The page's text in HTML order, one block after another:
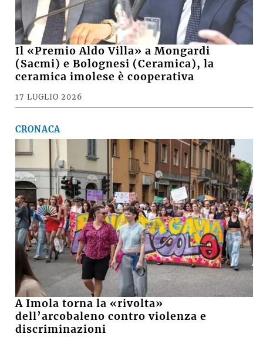
Il «Premio Aldo Villa» a Mongardi
(Sacmi) e Bolognesi (Ceramica), la
ceramica imolese è cooperativa
17 LUGLIO 2026
CRONACA
A Imola torna la «rivolta»
dell’arcobaleno contro violenza e
discriminazioni